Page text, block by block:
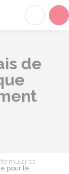
de
formulaires
pour le